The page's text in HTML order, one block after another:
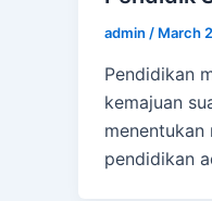
admin / March
Pendidikan
kemajuan
menentukan
pendidikan